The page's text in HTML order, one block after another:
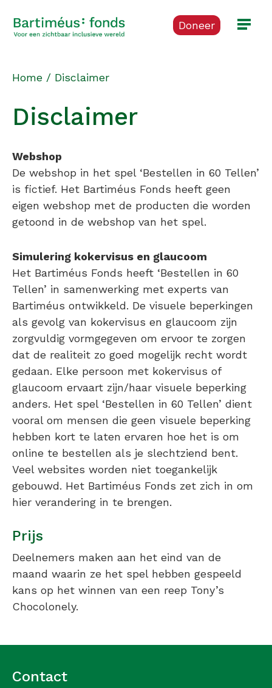
Doneer
Home / Disclaimer
Disclaimer
Webshop
De webshop in het spel ‘Bestellen in 60 Tellen’
is fictief. Het Bartiméus Fonds heeft geen
eigen webshop met de producten die worden
getoond in de webshop van het spel.
Simulering kokervisus en glaucoom
Het Bartiméus Fonds heeft ‘Bestellen in 60
Tellen’ in samenwerking met experts van
Bartiméus ontwikkeld. De visuele beperkingen
als gevolg van kokervisus en glaucoom zijn
zorgvuldig vormgegeven om ervoor te zorgen
dat de realiteit zo goed mogelijk recht wordt
gedaan. Elke persoon met kokervisus of
glaucoom ervaart zijn/haar visuele beperking
anders. Het spel ‘Bestellen in 60 Tellen’ dient
vooral om mensen die geen visuele beperking
hebben kort te laten ervaren hoe het is om
online te bestellen als je slechtziend bent.
Veel websites worden niet toegankelijk
gebouwd. Het Bartiméus Fonds zet zich in om
hier verandering in te brengen.
Prijs
Deelnemers maken aan het eind van de
maand waarin ze het spel hebben gespeeld
kans op het winnen van een reep Tony’s
Chocolonely.
Contact